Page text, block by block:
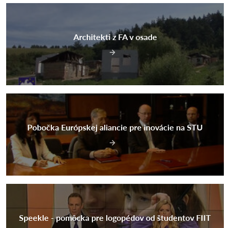
Architekti z FA v osade
Pobočka Európskej aliancie pre inovácie na STU
Speekle - pomôcka pre logopédov od študentov FIIT